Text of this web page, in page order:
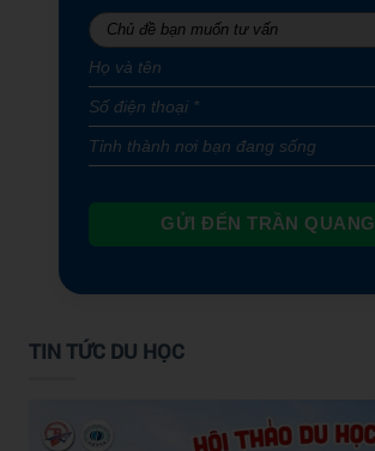
GỬI ĐẾN TRẦN QUANG
TIN TỨC DU HỌC